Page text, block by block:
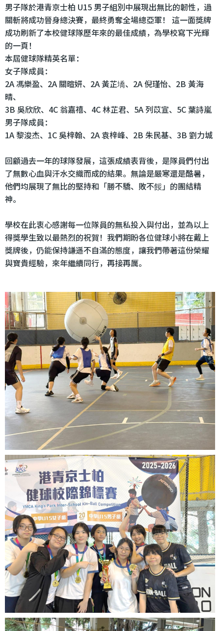
男子隊於港青京士柏 U15 男子組別中展現出無比的韌性，過
關斬將成功晉身總決賽，最終勇奪全場總亞軍！ 這一面獎牌
成功刷新了本校健球隊歷年來的最佳成績，為學校寫下光輝
的一頁！
本屆健球隊精英名單：
女子隊成員：
2A 馮樂盈、2A 關暄妍、2A 黃芷墧、2A 倪瑾怡、2B 黃海
晴、
3B 吳欣欣、4C 翁嘉禧、4C 林芷君、5A 列苡宣、5C 葉詩嵐
男子隊成員：
1A 黎浚杰、1C 吳梓翰、2A 袁梓峰、2B 朱民基、3B 劉力城
回顧過去一年的球隊發展，這張成績表背後，是隊員們付出
了無數心血與汗水交織而成的結果。無論是嚴寒還是酷暑，
他們均展現了無比的堅持和「勝不驕、敗不餒」的團結精
神。
學校在此衷心感謝每一位隊員的無私投入與付出，並為以上
得獎學生致以最熱烈的祝賀！我們期盼各位健球小將在戴上
獎牌後，仍能保持謙遜不自滿的態度，讓我們帶著這份榮耀
與寶貴經驗，來年繼續同行，再接再厲。